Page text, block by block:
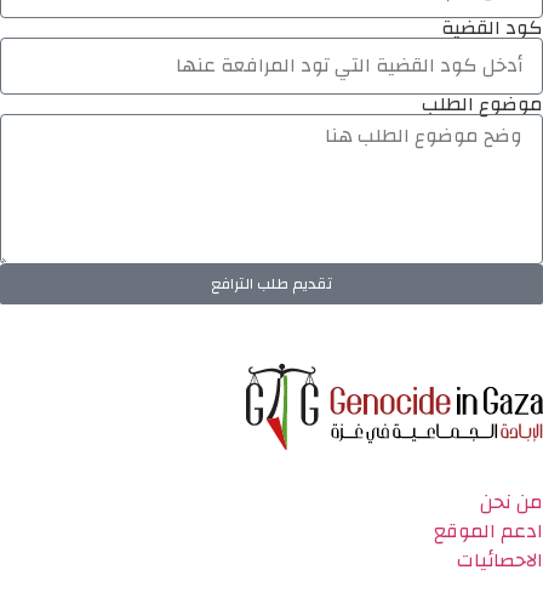
كود القضية
موضوع الطلب
تقديم طلب الترافع
من نحن
ادعم الموقع
الاحصائيات